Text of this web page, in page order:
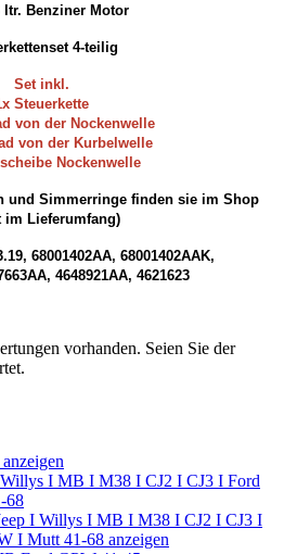
ltr. Benziner Motor
4-teilig
Set inkl.
Steuerkette
von der Nockenwelle
von der Kurbelwelle
Nockenwelle
und Simmerringe finden sie im Shop
im Lieferumfang)
68001402AA, 68001402AAK,
4648921AA, 4621623
vorhanden. Seien Sie der
I MB I M38 I CJ2 I CJ3 I Ford
68
I Willys I MB I M38 I CJ2 I CJ3 I
I Mutt 41-68 anzeigen